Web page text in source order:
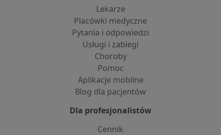
Lekarze
Placówki medyczne
Pytania i odpowiedzi
Usługi i zabiegi
Choroby
Pomoc
Aplikacje mobilne
Blog dla pacjentów
Dla profesjonalistów
Cennik